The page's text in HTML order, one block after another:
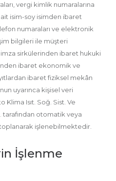
vergi kimlik numaralarına
ait isim-soy isimden ibaret
numaraları ve elektronik
bilgileri ile müşteri
sirkülerinden ibaret hukuki
ibaret ekonomik ve
ibaret fiziksel mekân
uyarınca kişisel veri
Klima Isıt. Soğ. Sist. Ve
tarafından otomatik veya
işlenebilmektedir.
İşlenme